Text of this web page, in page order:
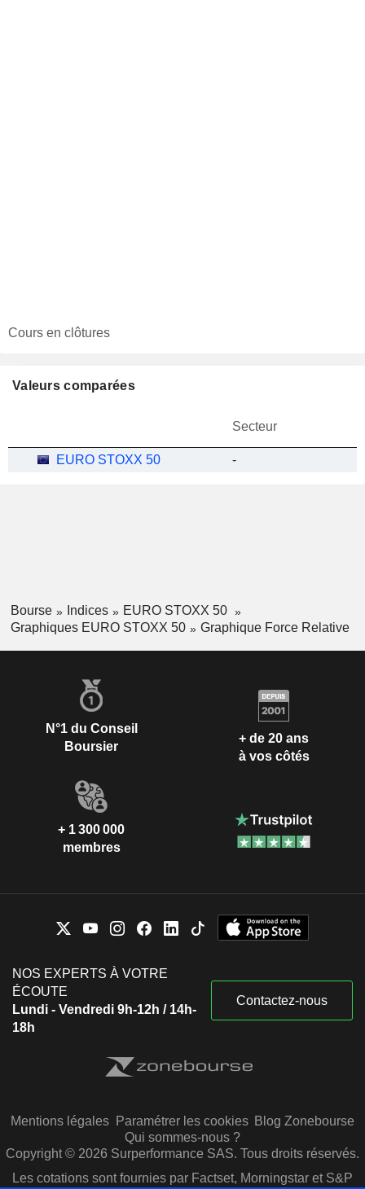
Cours en clôtures
Valeurs comparées
Secteur
EURO STOXX 50 -
Bourse Indices
EURO STOXX 50
Graphiques EURO STOXX 50
Graphique Force Relative
N°1 du Conseil
Boursier
+ de 20 ans
à vos côtés
+ 1 300 000
membres
NOS EXPERTS À VOTRE
ÉCOUTE
Lundi - Vendredi 9h-12h / 14h-
18h
Contactez-nous
Mentions légales Paramétrer les cookies Blog Zonebourse
Qui sommes-nous ?
Copyright © 2026 Surperformance SAS. Tous droits réservés.
Les cotations sont fournies par Factset, Morningstar et S&P